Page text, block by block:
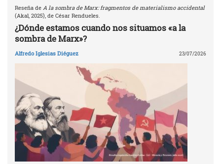
Reseña de A la sombra de Marx: fragmentos de materialismo accidental
(Akal, 2025), de César Rendueles.
¿Dónde estamos cuando nos situamos «a la
sombra de Marx»?
Alfredo Iglesias Diéguez 23/07/2026